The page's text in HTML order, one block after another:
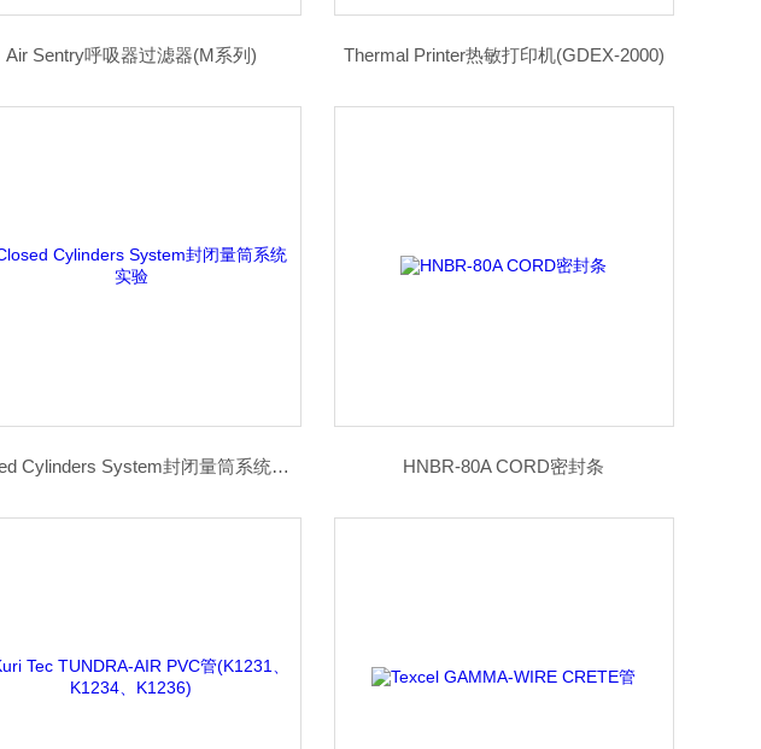
Air Sentry呼吸器过滤器(M系列) Thermal Printer热敏打印机(GDEX-2000)
Closed Cylinders System封闭量筒系统实验 HNBR-80A CORD密封条